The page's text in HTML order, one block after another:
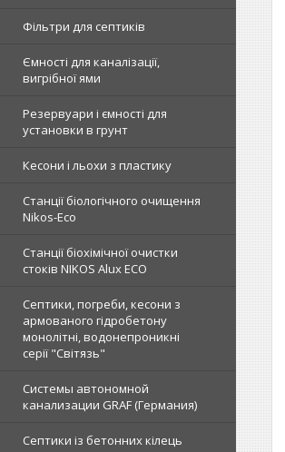
Фільтри для септиків
Ємності для каналізації,
вигрібної ями
Резервуари і ємності для
установки в грунт
Кесони і льохи з пластику
Станції біологічного очищення
Nikos-Eco
Станції біохімічної очистки
стоків NIKOS Alux ECO
Септики, погреби, кесони з
армованого гідробетону
монолітні, водонепроникні
серії "Світязь"
Системы автономной
канализации GRAF (Германия)
Септики із бетонних кілець